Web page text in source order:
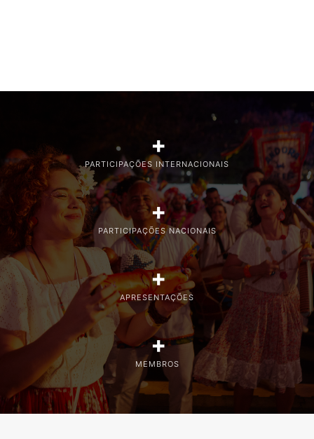
PARTICIPAÇÕES INTERNACIONAIS
+
PARTICIPAÇÕES NACIONAIS
+
APRESENTAÇÕES
+
MEMBROS
+